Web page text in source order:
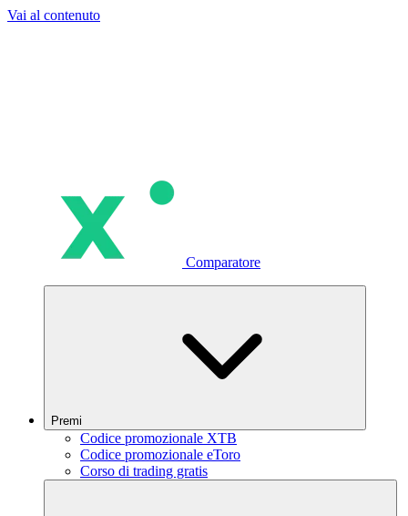
Vai al contenuto
Comparatore
Premi
Codice promozionale XTB
Codice promozionale eToro
Corso di trading gratis